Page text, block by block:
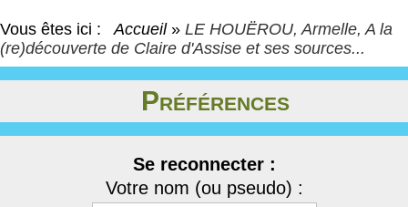
Vous êtes ici : Accueil » LE HOUËROU, Armelle, A la
(re)découverte de Claire d'Assise et ses sources...
Préférences
Se reconnecter :
Votre nom (ou pseudo) :